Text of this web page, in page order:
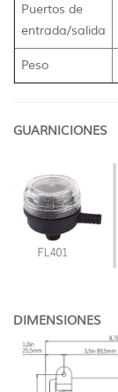
Puertos de
entrada/salida
Peso
GUARNICIONES
DIMENSIONES